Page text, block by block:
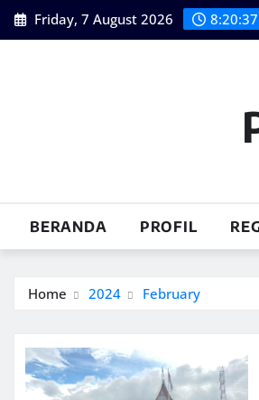
Skip
to
Friday, 7 August 2026
BERANDA PROFIL
Home 2024 February